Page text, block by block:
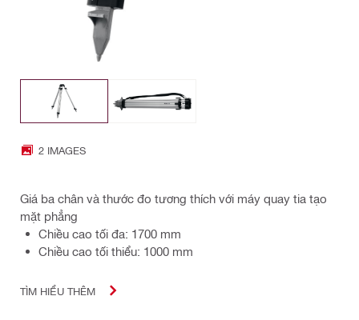
2 IMAGES
Giá ba chân và thước đo tương thích với máy quay tia tạo
mặt phẳng
Chiều cao tối đa: 1700 mm
Chiều cao tối thiểu: 1000 mm
TÌM HIỂU THÊM